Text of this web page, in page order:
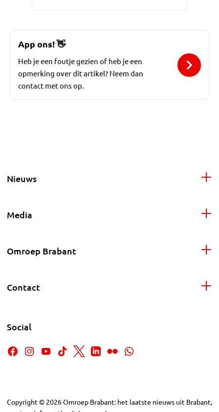
App ons!👋
Heb je een foutje gezien of heb je een
opmerking over dit artikel? Neem dan
contact met ons op.
Nieuws
Media
Omroep Brabant
Contact
Social
Copyright © 2026Omroep Brabant: het laatste nieuws uit Brabant,